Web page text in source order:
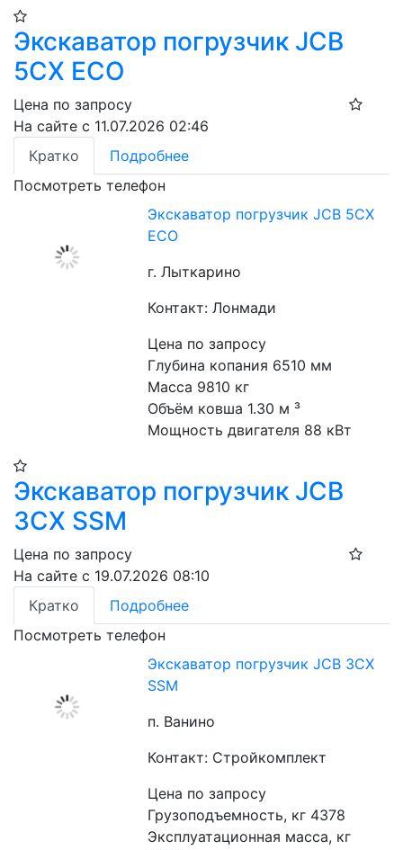
Экскаватор погрузчик JCB
5CX ECO
Цена по запросу
На сайте с 11.07.2026 02:46
Кратко
Подробнее
Посмотреть телефон
Экскаватор погрузчик JCB 5CX
ECO
г. Лыткарино
Контакт: Лонмади
Цена по запросу
Глубина копания 6510 мм
Масса 9810 кг
Объём ковша 1.30 м ³
Мощность двигателя 88 кВт
Экскаватор погрузчик JCB
3CX SSM
Цена по запросу
На сайте с 19.07.2026 08:10
Кратко
Подробнее
Посмотреть телефон
Экскаватор погрузчик JCB 3CX
SSM
п. Ванино
Контакт: Стройкомплект
Цена по запросу
Грузоподъемность, кг 4378
Эксплуатационная масса, кг